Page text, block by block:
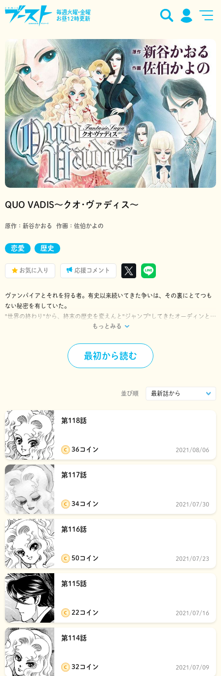
毎週火曜•金曜
お昼12時更新
QUO VADIS～クオ･ヴァディス～
原作： 新谷かおる 作画： 佐伯かよの
恋愛 歴史
お気に入り 応援コメント
ヴァンパイアとそれを狩る者。有史以来続いてきた争いは、その裏にとてつも
ない秘密を有していた。
"世界の終わり"から、終末の歴史を変えんと"ジャンプ"してきたオーディンと教
夢のコラボレーションで贈るかつてないファンタジック･サーガ!!
もっとみる
最初から読む
並び順
第118話
36コイン 2021/08/06
第117話
34コイン 2021/07/30
第116話
50コイン 2021/07/23
第115話
22コイン 2021/07/16
第114話
32コイン 2021/07/09